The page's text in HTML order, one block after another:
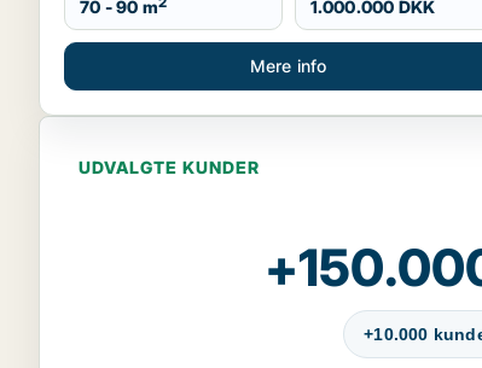
70 - 90 m 1.000.000 DKK
Mere info
UDVALGTE KUNDER
+10.000